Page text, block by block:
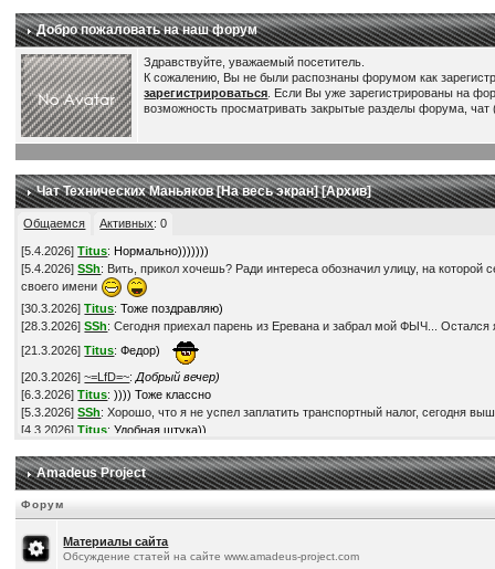
Добро пожаловать на наш форум
Здравствуйте, уважаемый посетитель.
К сожалению, Вы не были распознаны форумом как
зарегистрироваться . Если Вы уже зарегистрированы на
возможность просматривать закрытые разделы форума,
Чат Технических Маньяков [На весь экран] [Архив]
Общаемся Активных:0
[5.4.2026]Titus: Нормально)))))))
[5.4.2026]SSh: Вить, прикол хочешь? Ради интереса обозначил улицу, на
своего имени
[30.3.2026]Titus:Тоже поздравляю)
[28.3.2026]SSh: Сегодня приехал парень из Еревана и забрал мой ФЫЧ... Остался
[21.3.2026]Titus:Федор)
[20.3.2026]~=LfD=~:Добрый вечер)
[6.3.2026]Titus:)))) Тоже классно
[5.3.2026]SSh: Хорошо, что я не успел заплатить транспортный налог, сегодня
[4.3.2026]Titus:Удобная штука))
[28.2.2026]Titus:По ценам - наверное да))
[28.2.2026]Titus:Понимаю))
[28.2.2026
[28.2.2026]SSh: Кстати, это на самом деле так? -https://www.drom.ru/world/
[28.2.2026
: Нет, неохота... Обленился в последнее время )))
[22.2.2026]Titus:Супер! Поздравляю!) Твори БЖ, если есть время-желание, всем
Amadeus Project
Форум
Материалы сайта
Обсуждение статей на сайте www.amadeus-project.com